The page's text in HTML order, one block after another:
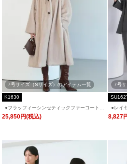
7号サイズ（Sサイズ）のアイテム一覧
K1630
●フラッフィーシンセティックファーコート
「K1630」
25,850円(税込)
7号
●レイ
プ「
8,827